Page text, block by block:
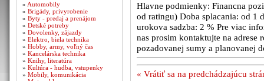
» Automobily
» Brigády, privyrobenie
» Byty - predaj a prenájom
» Detské potreby
» Dovolenky, zájazdy
» Elektro, biela technika
» Hobby, army, voľný čas
» Kancelárska technika
» Knihy, literatúra
» Kultúra - hudba, vstupenky
» Mobily, komunikácia
Hlavne podmienky: Financna
od ratingu) Doba splacania: od 1
urokova sadzba: 2 % Pre viac
nas prosim kontaktujte na adrese
pozadovanej sumy a planovanej
« Vrátiť sa na predchádzajúcu